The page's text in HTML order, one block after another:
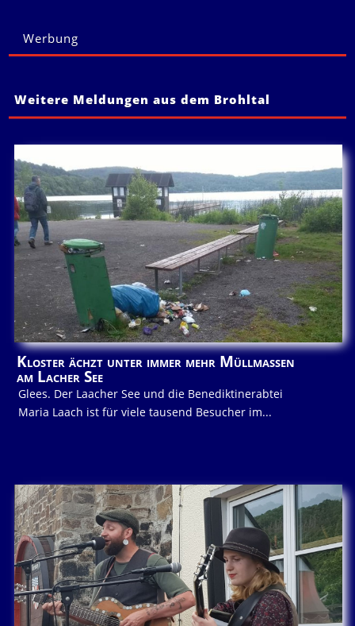
Werbung
Weitere Meldungen aus dem Brohltal
Kloster ächzt unter immer mehr Müllmassen
am Lacher See
Glees. Der Laacher See und die Benediktinerabtei
Maria Laach ist für viele tausend Besucher im...